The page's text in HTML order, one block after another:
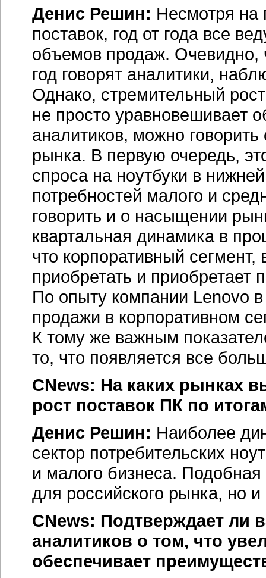
Денис Решин: Несмотря на
поставок, год от года все
объемов продаж. Очевидно,
год говорят аналитики,
Однако, стремительный
не просто уравновешивает
аналитиков, можно
рынка. В первую очередь,
спроса на ноутбуки в
потребностей малого и
говорить и о насыщении
квартальная динамика в
что корпоративный сегмент,
приобретать и
По опыту компании Lenovo
продажи в корпоративном
К тому же важным
то, что появляется все
CNews: На каких рынках
рост поставок ПК по
Денис Решин: Наиболее
сектор потребительских
и малого бизнеса.
для российского рынка, но
CNews: Подтверждает ли
аналитиков о том, что
обеспечивает